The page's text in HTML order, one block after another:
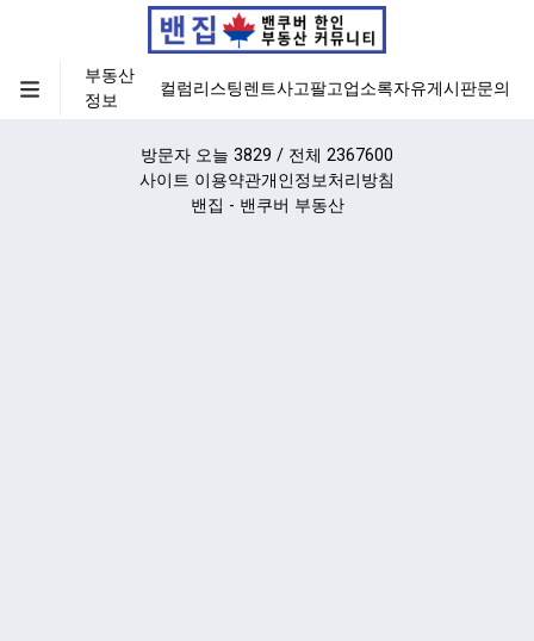
부동산
정보
컬럼리스팅렌트사고팔고업소록자유게시판문의
방문자 오늘 3829 / 전체 2367600
사이트 이용약관개인정보처리방침
밴집 - 밴쿠버 부동산